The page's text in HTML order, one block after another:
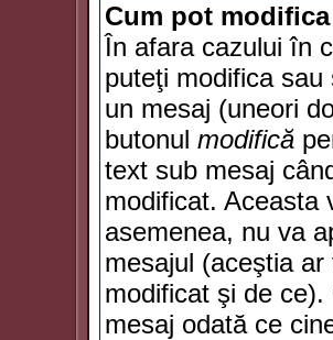
Cum pot
În afara cazului în
puteţi modifica
un mesaj (uneori
butonul modifică
text sub mesaj
modificat. Aceasta
asemenea, nu va
mesajul (aceştia
modificat şi de
mesaj odată ce